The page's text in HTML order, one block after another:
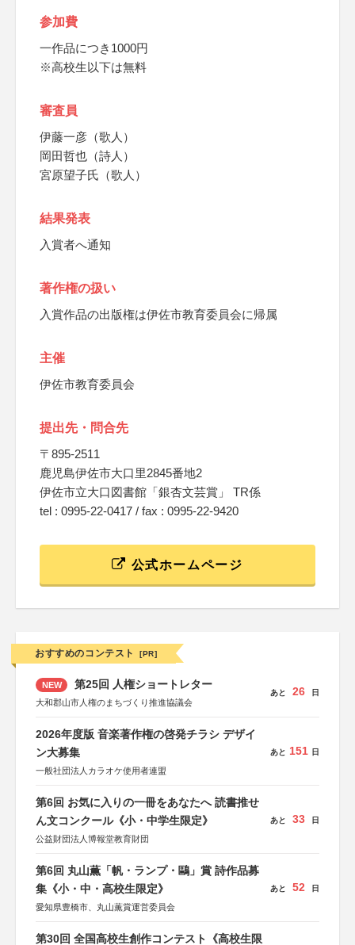
参加費
一作品につき1000円
※高校生以下は無料
審査員
伊藤一彦（歌人）
岡田哲也（詩人）
宮原望子氏（歌人）
結果発表
入賞者へ通知
著作権の扱い
入賞作品の出版権は伊佐市教育委員会に帰属
主催
伊佐市教育委員会
提出先・問合先
〒895-2511
鹿児島伊佐市大口里2845番地2
伊佐市立大口図書館「銀杏文芸賞」 TR係
tel : 0995-22-0417 / fax : 0995-22-9420
公式ホームページ
おすすめのコンテスト [PR]
NEW 第25回 人権ショートレター
大和郡山市人権のまちづくり推進協議会
あと 26 日
2026年度版 音楽著作権の啓発チラシ デザイ
ン大募集
一般社団法人カラオケ使用者連盟
あと 151 日
第6回 お気に入りの一冊をあなたへ 読書推せ
ん文コンクール《小・中学生限定》
公益財団法人博報堂教育財団
あと 33 日
第6回 丸山薫「帆・ランプ・鷗」賞 詩作品募
集《小・中・高校生限定》
愛知県豊橋市、丸山薫賞運営委員会
あと 52 日
第30回 全国高校生創作コンテスト《高校生限